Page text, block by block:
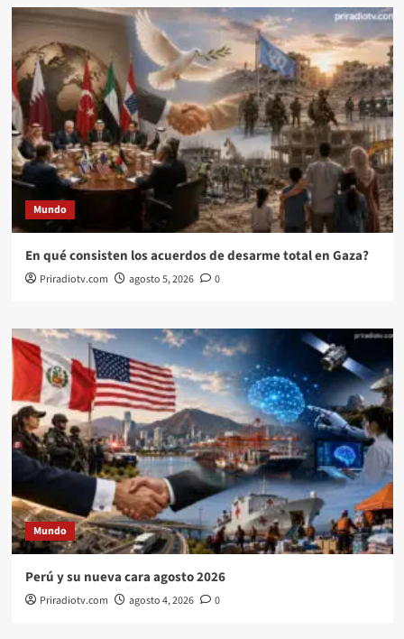
Mundo
En qué consisten los acuerdos de desarme total en Gaza?
Priradiotv.com agosto 5, 2026 0
Mundo
Perú y su nueva cara agosto 2026
Priradiotv.com agosto 4, 2026 0